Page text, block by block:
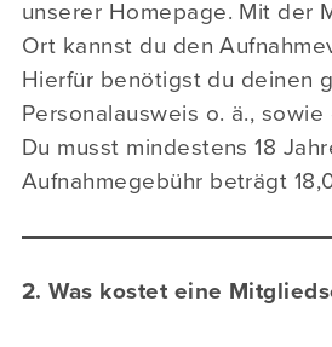
unserer Homepage. Mit der
Ort kannst du den
Hierfür benötigst du deinen
Personalausweis o. ä., sowie
Du musst mindestens 18
Aufnahmegebühr beträgt
2. Was kostet eine